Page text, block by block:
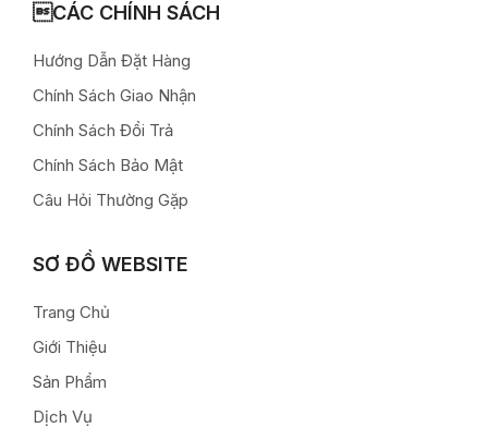
CÁC CHÍNH SÁCH
Hướng Dẫn Đặt Hàng
Chính Sách Giao Nhận
Chính Sách Đổi Trả
Chính Sách Bảo Mật
Câu Hỏi Thường Gặp
SƠ ĐỒ WEBSITE
Trang Chủ
Giới Thiệu
Sản Phẩm
Dịch Vụ